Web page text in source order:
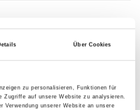
Über Cookies
zu personalisieren, Funktionen für
Zugriffe auf unsere Website zu analysieren.
Verwendung unserer Website an unsere